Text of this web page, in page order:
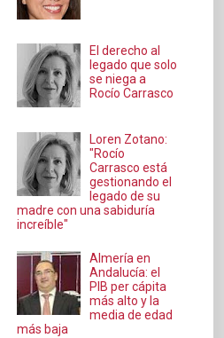
El derecho al
legado que solo
se niega a
Rocío Carrasco
Loren Zotano:
"Rocío
Carrasco está
gestionando el
legado de su
madre con una sabiduría
increíble"
Almería en
Andalucía: el
PIB per cápita
más alto y la
media de edad
más baja